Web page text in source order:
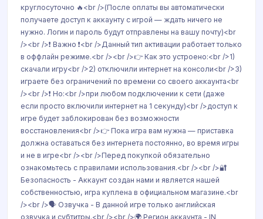
круглосуточно 🔥<br />(После оплаты вы автоматически
получаете доступ к аккаунту с игрой — ждать ничего не
нужно. Логин и пароль будут отправлены на вашу почту)<br
/><br />❗️ Важно ❗️<br />Данный тип активации работает только
в оффлайн режиме.<br /><br />👉 Как это устроено:<br />1)
скачали игру<br />2) отключили интернет на консоли<br />3)
играете без ограничений по времени со своего аккаунта<br
/><br />❗ Но:<br />при любом подключении к сети (даже
если просто включили интернет на 1 секунду)<br />доступ к
игре будет заблокирован без возможности
восстановления<br />👉 Пока игра вам нужна — приставка
должна оставаться без интернета постоянно, во время игры
и не в игре<br /><br />Перед покупкой обязательно
ознакомьтесь с правилами использования.<br /><br />🔐
Безопасность - Аккаунт создан нами и является нашей
собственностью, игра куплена в официальном магазине.<br
/><br />🗣️ Озвучка - В данной игре только английская
озвучка и субтитры.<br /><br />🌍 Регион аккаунта - IN